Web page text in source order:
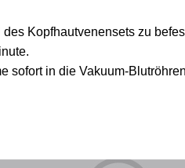
Kopfhautvenensets zu
sofort in die Vakuum-